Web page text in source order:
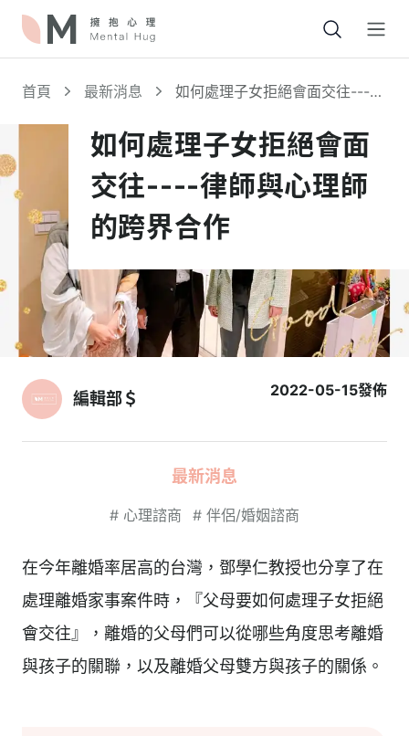
首頁 最新消息
如何處理子女拒絕會面交往----
如何處理子女拒絕會面
交往----律師與心理師
的跨界合作
編輯部＄ 2022-05-15發佈
最新消息
# 心理諮商 # 伴侶/婚姻諮商
在今年離婚率居高的台灣，鄧學仁教授也分享了在
處理離婚家事案件時，『父母要如何處理子女拒絕
會交往』，離婚的父母們可以從哪些角度思考離婚
與孩子的關聯，以及離婚父母雙方與孩子的關係。